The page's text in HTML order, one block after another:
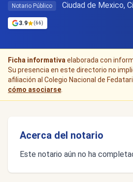
Notario Público Ciudad de Mexico,
3.9 (66)
Ficha informativa elaborada con
Su presencia en este directorio no
afiliación al Colegio Nacional de
cómo asociarse
Acerca del notario
Este notario aún no ha